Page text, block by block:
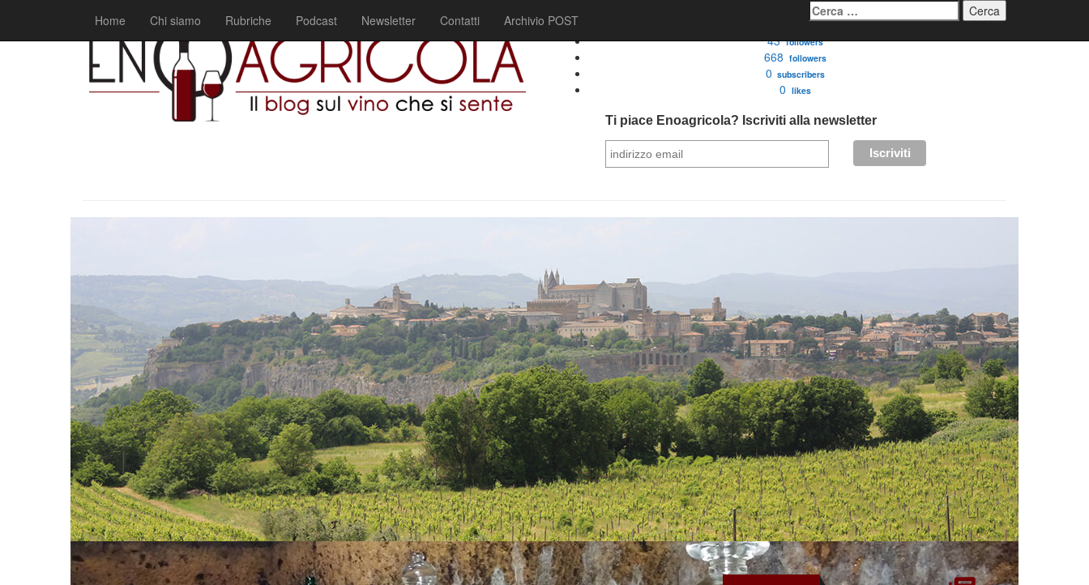
Home Chi siamo Rubriche Podcast Newsletter Contatti Archivio POST
Ricerca
per:
43 followers
668 followers
0 subscribers
0 likes
Ti piace Enoagricola? Iscriviti alla newsletter